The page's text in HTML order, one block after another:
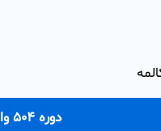
دوره 504 واژه ضروری